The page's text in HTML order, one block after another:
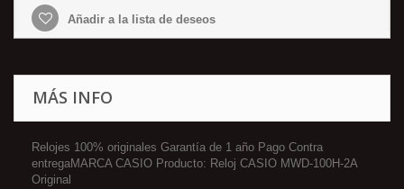
Añadir a la lista de deseos
MÁS INFO
Relojes 100% originales Garantía de 1 año Pago Contra
entregaMARCA CASIO Producto: Reloj CASIO MWD-100H-2A
Original